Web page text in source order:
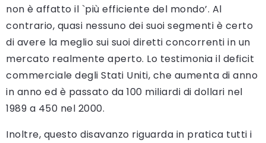
non è affatto il `più efficiente del mondo’. Al
contrario, quasi nessuno dei suoi segmenti è certo
di avere la meglio sui suoi diretti concorrenti in un
mercato realmente aperto. Lo testimonia il deficit
commerciale degli Stati Uniti, che aumenta di anno
in anno ed è passato da 100 miliardi di dollari nel
1989 a 450 nel 2000.
Inoltre, questo disavanzo riguarda in pratica tutti i